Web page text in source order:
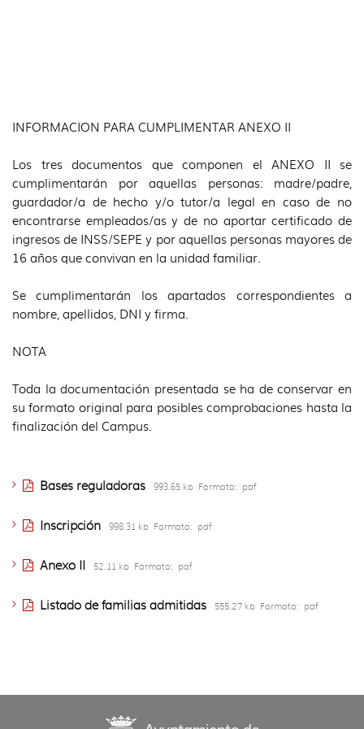
INFORMACION PARA CUMPLIMENTAR ANEXO II
Los tres documentos que componen el ANEXO II se
cumplimentarán por aquellas personas: madre/padre,
guardador/a de hecho y/o tutor/a legal en caso de no
encontrarse empleados/as y de no aportar certificado de
ingresos de INSS/SEPE y por aquellas personas mayores de
16 años que convivan en la unidad familiar.
Se cumplimentarán los apartados correspondientes a
nombre, apellidos, DNI y firma.
NOTA
Toda la documentación presentada se ha de conservar en
su formato original para posibles comprobaciones hasta la
finalización del Campus.
Bases reguladoras 993.65 kb Formato: pdf
Inscripción 998.31 kb Formato: pdf
Anexo II 52.11 kb Formato: pdf
Listado de familias admitidas 555.27 kb Formato: pdf